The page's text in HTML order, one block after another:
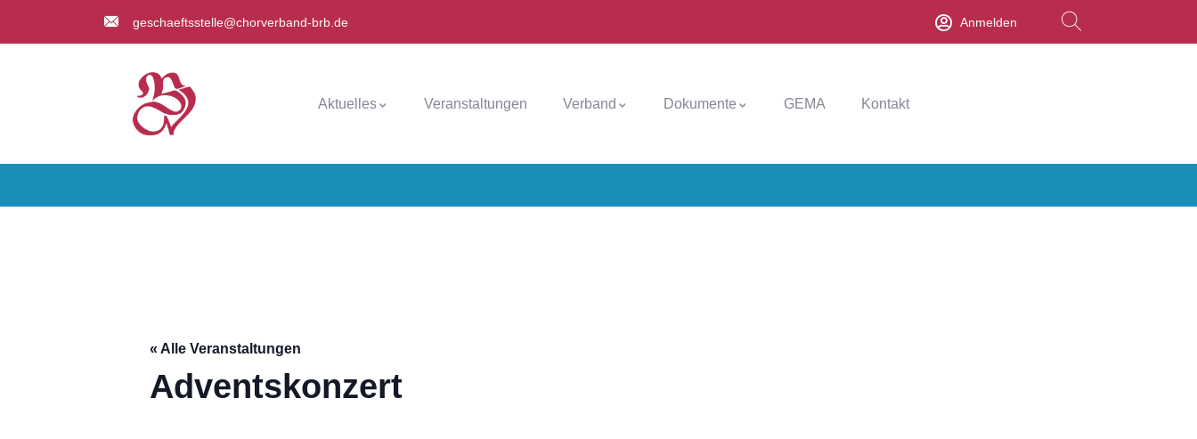
geschaeftsstelle@chorverband-brb.de Anmelden
Aktuelles Veranstaltungen Verband Dokumente GEMA Kontakt
« Alle Veranstaltungen
Adventskonzert